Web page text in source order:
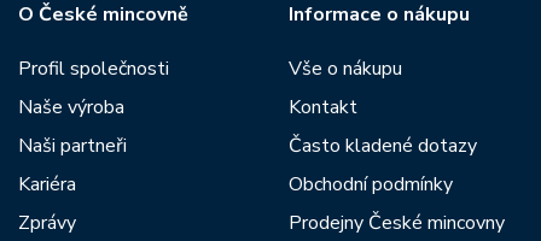
O České mincovně
Profil společnosti
Naše výroba
Naši partneři
Kariéra
Zprávy
Informace o nákupu
Vše o nákupu
Kontakt
Často kladené dotazy
Obchodní podmínky
Prodejny České mincovny